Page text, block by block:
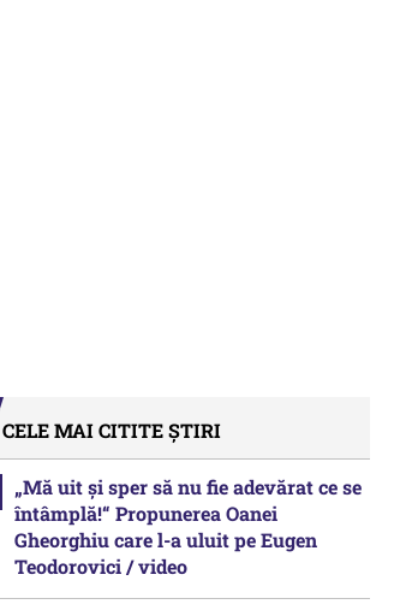
CELE MAI CITITE ȘTIRI
„Mă uit și sper să nu fie adevărat ce se
întâmplă!“ Propunerea Oanei
Gheorghiu care l-a uluit pe Eugen
Teodorovici / video